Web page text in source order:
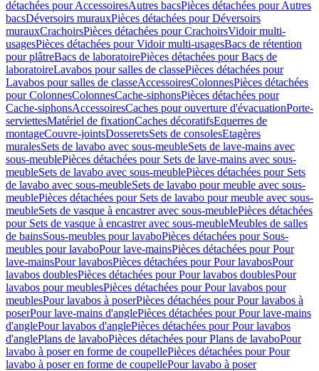
détachées pour AccessoiresAutres bacsPièces détachées pour Autres
bacsDéversoirs murauxPièces détachées pour Déversoirs
murauxCrachoirsPièces détachées pour CrachoirsVidoir multi-
usagesPièces détachées pour Vidoir multi-usagesBacs de rétention
pour plâtreBacs de laboratoirePièces détachées pour Bacs de
laboratoireLavabos pour salles de classePièces détachées pour
Lavabos pour salles de classeAccessoiresColonnesPièces détachées
pour ColonnesColonnesCache-siphonsPièces détachées pour
Cache-siphonsAccessoiresCaches pour ouverture d'évacuationPorte-
serviettesMatériel de fixationCaches décoratifsEquerres de
montageCouvre-jointsDosseretsSets de consolesEtagères
muralesSets de lavabo avec sous-meubleSets de lave-mains avec
sous-meublePièces détachées pour Sets de lave-mains avec sous-
meubleSets de lavabo avec sous-meublePièces détachées pour Sets
de lavabo avec sous-meubleSets de lavabo pour meuble avec sous-
meublePièces détachées pour Sets de lavabo pour meuble avec sous-
meubleSets de vasque à encastrer avec sous-meublePièces détachées
pour Sets de vasque à encastrer avec sous-meubleMeubles de salles
de bainsSous-meubles pour lavaboPièces détachées pour Sous-
meubles pour lavaboPour lave-mainsPièces détachées pour Pour
lave-mainsPour lavabosPièces détachées pour Pour lavabosPour
lavabos doublesPièces détachées pour Pour lavabos doublesPour
lavabos pour meublesPièces détachées pour Pour lavabos pour
meublesPour lavabos à poserPièces détachées pour Pour lavabos à
poserPour lave-mains d'anglePièces détachées pour Pour lave-mains
d'anglePour lavabos d'anglePièces détachées pour Pour lavabos
d'anglePlans de lavaboPièces détachées pour Plans de lavaboPour
lavabo à poser en forme de coupellePièces détachées pour Pour
lavabo à poser en forme de coupellePour lavabo à poser